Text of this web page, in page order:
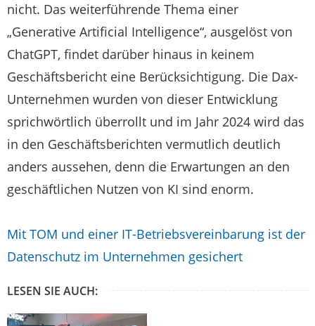
nicht. Das weiterführende Thema einer
„Generative Artificial Intelligence“, ausgelöst von
ChatGPT, findet darüber hinaus in keinem
Geschäftsbericht eine Berücksichtigung. Die Dax-
Unternehmen wurden von dieser Entwicklung
sprichwörtlich überrollt und im Jahr 2024 wird das
in den Geschäftsberichten vermutlich deutlich
anders aussehen, denn die Erwartungen an den
geschäftlichen Nutzen von KI sind enorm.
Mit TOM und einer IT-Betriebsvereinbarung ist der
Datenschutz im Unternehmen gesichert
LESEN SIE AUCH: